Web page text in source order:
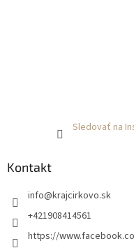
Sledovať na
Kontakt
info@krajcirkovo.sk
+421908414561
https://